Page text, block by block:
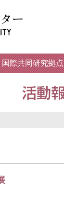
国際共同研究拠点